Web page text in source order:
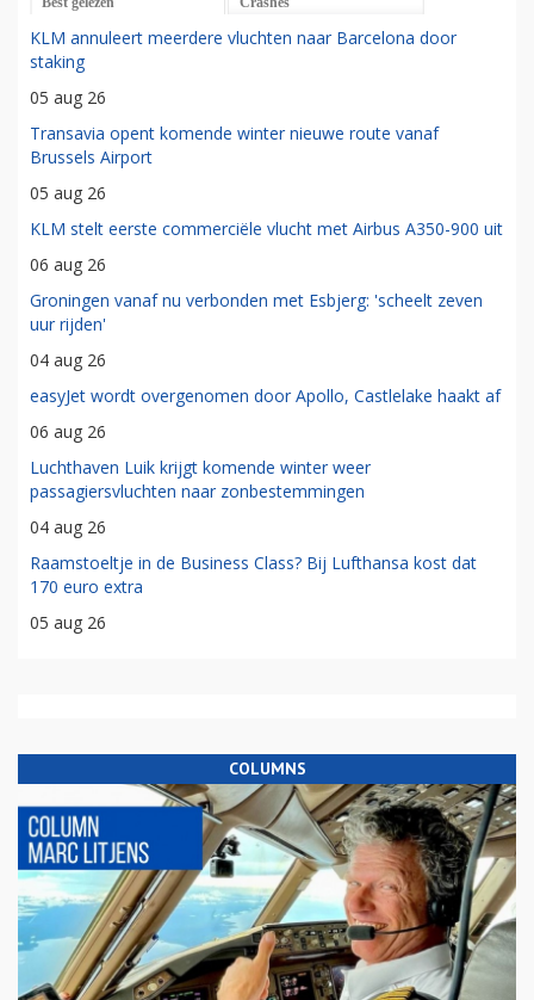
KLM annuleert meerdere vluchten naar Barcelona door
staking
05 aug 26
Transavia opent komende winter nieuwe route vanaf
Brussels Airport
05 aug 26
KLM stelt eerste commerciële vlucht met Airbus A350-900 uit
06 aug 26
Groningen vanaf nu verbonden met Esbjerg: 'scheelt zeven
uur rijden'
04 aug 26
easyJet wordt overgenomen door Apollo, Castlelake haakt af
06 aug 26
Luchthaven Luik krijgt komende winter weer
passagiersvluchten naar zonbestemmingen
04 aug 26
Raamstoeltje in de Business Class? Bij Lufthansa kost dat
170 euro extra
05 aug 26
COLUMNS